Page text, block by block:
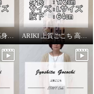
ARIKI ピーツー 高身長スタッフがはいてみました！ ARIKI 上質ごこち 高身長スタッフがはいてみました！